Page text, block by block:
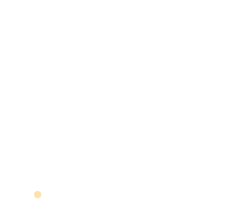
Camping familial en Isère